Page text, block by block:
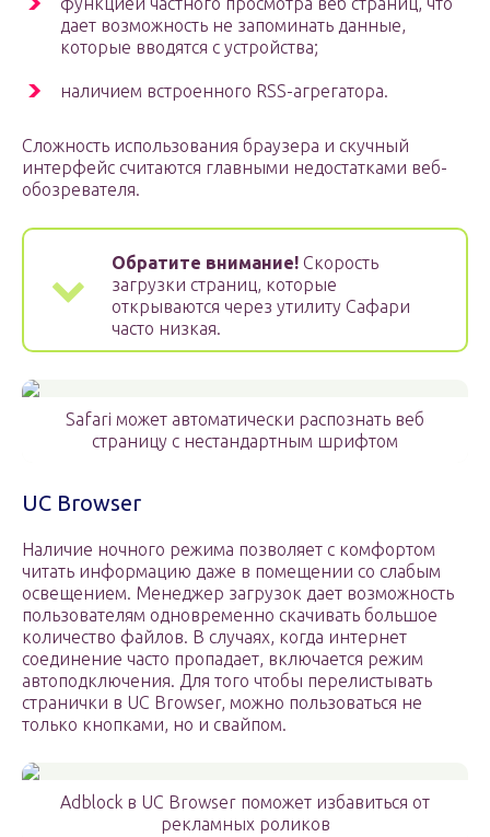
дает возможность не запоминать данные,
которые вводятся с устройства;
наличием встроенного RSS-агрегатора.
Сложность использования браузера и скучный
интерфейс считаются главными недостатками веб-
обозревателя.
Обратите внимание! Скорость
загрузки страниц, которые
открываются через утилиту Сафари
часто низкая.
Safari может автоматически распознать веб
страницу с нестандартным шрифтом
UC Browser
Наличие ночного режима позволяет с комфортом
читать информацию даже в помещении со слабым
освещением. Менеджер загрузок дает возможность
пользователям одновременно скачивать большое
количество файлов. В случаях, когда интернет
соединение часто пропадает, включается режим
автоподключения. Для того чтобы перелистывать
странички в UC Browser, можно пользоваться не
только кнопками, но и свайпом.
Adblock в UC Browser поможет избавиться от
рекламных роликов